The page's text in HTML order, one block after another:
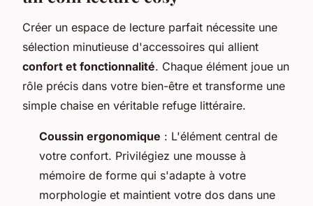
Créer un espace de lecture parfait nécessite une
sélection minutieuse d'accessoires qui allient
confort et fonctionnalité. Chaque élément joue un
rôle précis dans votre bien-être et transforme une
simple chaise en véritable refuge littéraire.
Coussin ergonomique : L'élément central de
votre confort. Privilégiez une mousse à
mémoire de forme qui s'adapte à votre
morphologie et maintient votre dos dans une